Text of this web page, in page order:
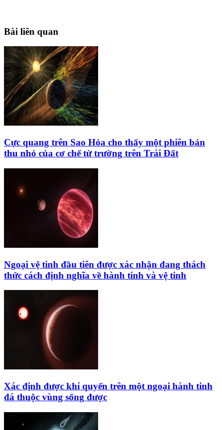
Bài liên quan
Cực quang trên Sao Hỏa cho thấy một phiên bản
thu nhỏ của cơ chế từ trường trên Trái Đất
Ngoại vệ tinh đầu tiên được xác nhận đang thách
thức cách định nghĩa về hành tinh và vệ tinh
Xác định được khí quyển trên một ngoại hành tinh
đá thuộc vùng sống được